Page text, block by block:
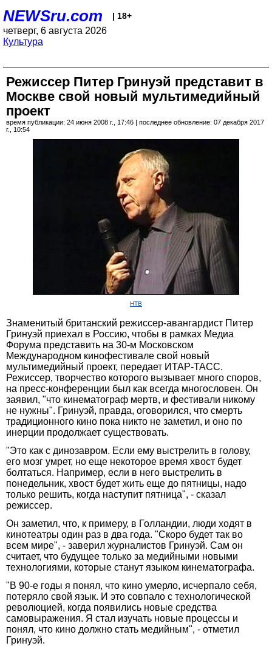
NEWSru.com | 18+
четверг, 6 августа 2026
Культура
Режиссер Питер Гринуэй представит в
Москве свой новый мультимедийный
проект
время публикации: 24 июня 2008 г., 17:46 | последнее обновление: 07 декабря 2017
г., 10:54
НТВ
Знаменитый британский режиссер-авангардист Питер
Гринуэй приехал в Россию, чтобы в рамках Медиа
Форума представить на 30-м Московском
Международном кинофестивале свой новый
мультимедийный проект, передает ИТАР-ТАСС.
Режиссер, творчество которого вызывает много споров,
на пресс-конференции был как всегда многословен. Он
заявил, "что кинематограф мертв, и фестивали никому
не нужны". Гринуэй, правда, оговорился, что смерть
традиционного кино пока никто не заметил, и оно по
инерции продолжает существовать.
"Это как с динозавром. Если ему выстрелить в голову,
его мозг умрет, но еще некоторое время хвост будет
болтаться. Например, если в него выстрелить в
понедельник, хвост будет жить еще до пятницы, надо
только решить, когда наступит пятница", - сказал
режиссер.
Он заметил, что, к примеру, в Голландии, люди ходят в
кинотеатры один раз в два года. "Скоро будет так во
всем мире", - заверил журналистов Гринуэй. Сам он
считает, что будущее только за медийными новыми
технологиями, которые станут языком кинематографа.
"В 90-е годы я понял, что кино умерло, исчерпало себя,
потеряло свой язык. И это совпало с технологической
революцией, когда появились новые средства
самовыражения. Я стал изучать новые процессы и
понял, что кино должно стать медийным", - отметил
Гринуэй.